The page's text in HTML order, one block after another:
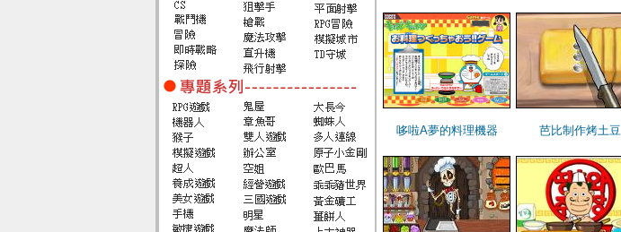
哆啦A夢的料理機器 芭比制作烤土豆